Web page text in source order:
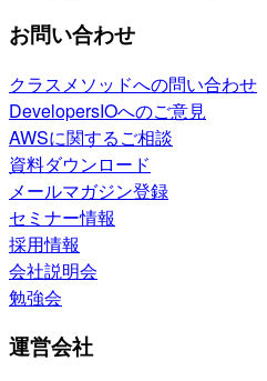
お問い合わせ
クラスメソッドへの問い合わせ
DevelopersIOへのご意見
AWSに関するご相談
資料ダウンロード
メールマガジン登録
セミナー情報
採用情報
会社説明会
勉強会
運営会社